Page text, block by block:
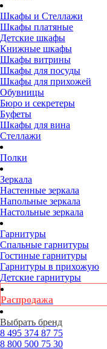
Шкафы и Стеллажи
Шкафы платяные
Детские шкафы
Книжные шкафы
Шкафы витрины
Шкафы для посуды
Шкафы для прихожей
Обувницы
Бюро и секретеры
Буфеты
Шкафы для вина
Стеллажи
Полки
Зеркала
Настенные зеркала
Напольные зеркала
Настольные зеркала
Гарнитуры
Спальные гарнитуры
Гостиные гарнитуры
Гарнитуры в прихожую
Детские гарнитуры
Распродажа
Выбрать бренд
8 495 374 87 75
8 800 500 75 30